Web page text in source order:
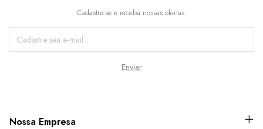
Cadastre-se e receba nossas ofertas.
Nossa Empresa